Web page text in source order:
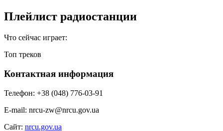
Плейлист радиостанции
Что сейчас играет:
Топ треков
Контактная информация
Телефон: +38 (048) 776-03-91
E-mail: nrcu-zw@nrcu.gov.ua
Сайт: nrcu.gov.ua